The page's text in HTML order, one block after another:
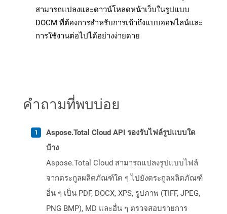
สามารถแปลงและดาวน์โหลดหน้าเว็บในรูปแบบ
DOCM ที่ต้องการสำหรับการเข้าถึงแบบออฟไลน์และ
การใช้งานต่อไปได้อย่างง่ายดาย
คำถามที่พบบ่อย
Aspose.Total Cloud API รองรับไฟล์รูปแบบใด
บ้าง
Aspose.Total Cloud สามารถแปลงรูปแบบไฟล์
จากตระกูลผลิตภัณฑ์ใด ๆ ไปยังตระกูลผลิตภัณฑ์
อื่น ๆ เป็น PDF, DOCX, XPS, รูปภาพ (TIFF, JPEG,
PNG BMP), MD และอื่น ๆ ตรวจสอบรายการ